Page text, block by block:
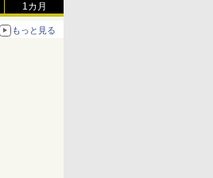
1カ月
もっと見る